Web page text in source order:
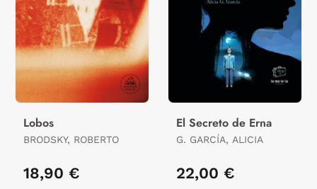
Lobos
BRODSKY, ROBERTO
18,90 €
El Secreto de Erna
G. GARCÍA, ALICIA
22,00 €